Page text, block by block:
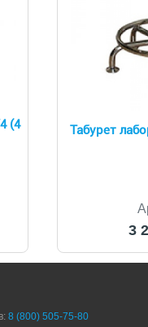
(4
Табурет
3
8 (800) 505-75-80